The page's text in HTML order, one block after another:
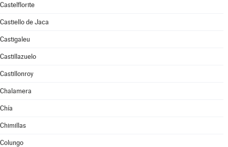
Castelflorite
Castiello de Jaca
Castigaleu
Castillazuelo
Castillonroy
Chalamera
Chía
Chimillas
Colungo